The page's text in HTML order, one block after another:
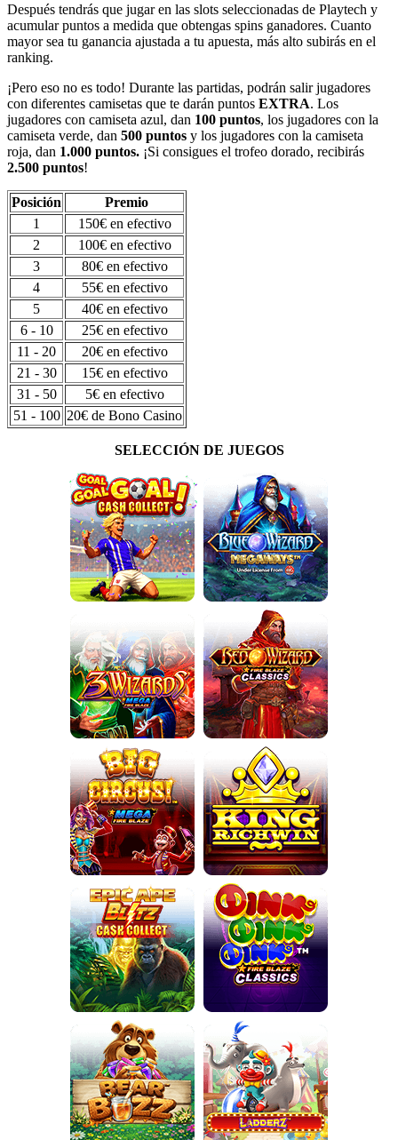
Después tendrás que jugar en las slots seleccionadas de Playtech y
acumular puntos a medida que obtengas spins ganadores. Cuanto
mayor sea tu ganancia ajustada a tu apuesta, más alto subirás en el
ranking.
¡Pero eso no es todo! Durante las partidas, podrán salir jugadores
con diferentes camisetas que te darán puntos EXTRA. Los
jugadores con camiseta azul, dan 100 puntos, los jugadores con la
camiseta verde, dan 500 puntos y los jugadores con la camiseta
roja, dan 1.000 puntos. ¡Si consigues el trofeo dorado, recibirás
2.500 puntos!
Posición
Premio
1
150€ en efectivo
2
100€ en efectivo
3
80€ en efectivo
4
55€ en efectivo
5
40€ en efectivo
6 - 10
25€ en efectivo
11 - 20
20€ en efectivo
21 - 30
15€ en efectivo
31 - 50
5€ en efectivo
51 - 100 20€ de Bono Casino
SELECCIÓN DE JUEGOS